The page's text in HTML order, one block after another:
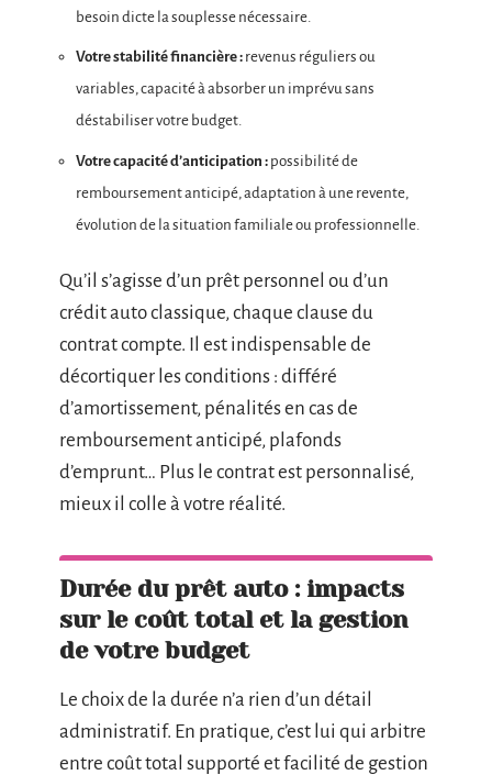
besoin dicte la souplesse nécessaire.
Votre stabilité financière : revenus réguliers ou
variables, capacité à absorber un imprévu sans
déstabiliser votre budget.
Votre capacité d’anticipation : possibilité de
remboursement anticipé, adaptation à une revente,
évolution de la situation familiale ou professionnelle.
Qu’il s’agisse d’un prêt personnel ou d’un
crédit auto classique, chaque clause du
contrat compte. Il est indispensable de
décortiquer les conditions : différé
d’amortissement, pénalités en cas de
remboursement anticipé, plafonds
d’emprunt… Plus le contrat est personnalisé,
mieux il colle à votre réalité.
Durée du prêt auto : impacts
sur le coût total et la gestion
de votre budget
Le choix de la durée n’a rien d’un détail
administratif. En pratique, c’est lui qui arbitre
entre coût total supporté et facilité de gestion